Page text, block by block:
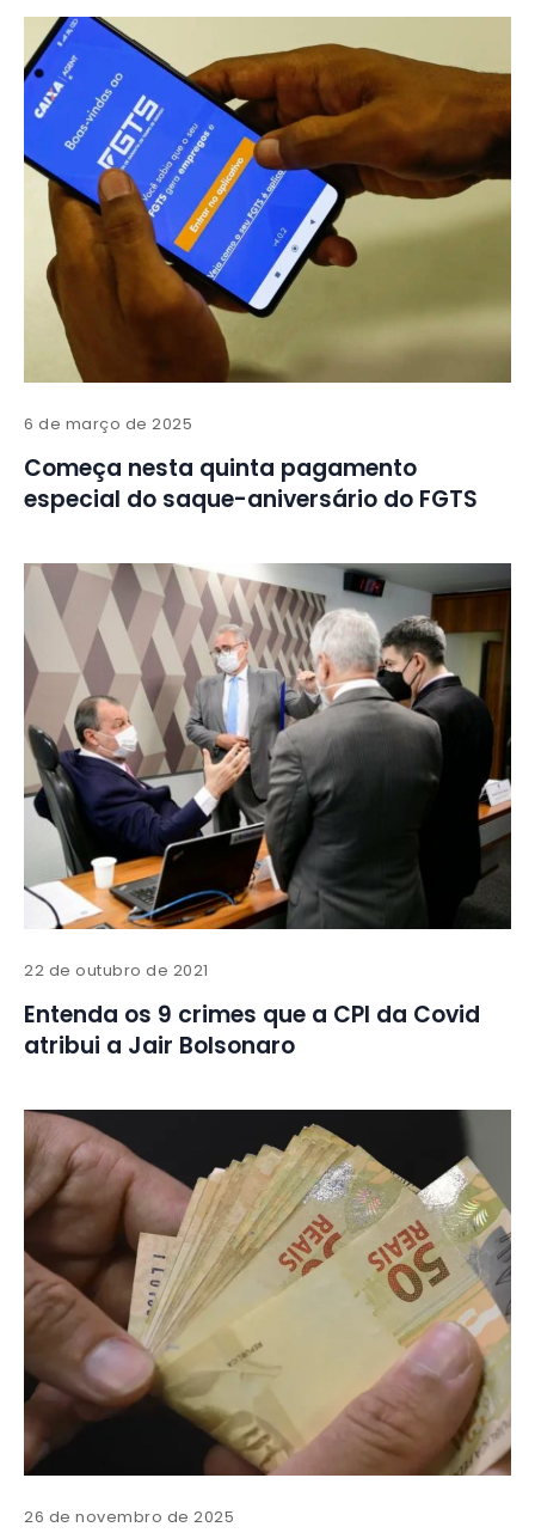
6 de março de 2025
Começa nesta quinta pagamento
especial do saque-aniversário do FGTS
22 de outubro de 2021
Entenda os 9 crimes que a CPI da Covid
atribui a Jair Bolsonaro
26 de novembro de 2025